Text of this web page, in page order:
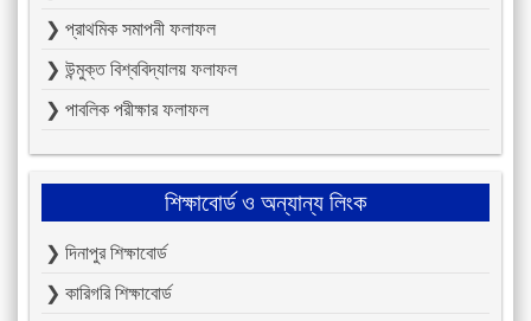
❯ প্রাথমিক সমাপনী ফলাফল
❯ উন্মুক্ত বিশ্ববিদ্যালয় ফলাফল
❯ পাবলিক পরীক্ষার ফলাফল
শিক্ষাবোর্ড ও অন্যান্য লিংক
❯ দিনাপুর শিক্ষাবোর্ড
❯ কারিগরি শিক্ষাবোর্ড